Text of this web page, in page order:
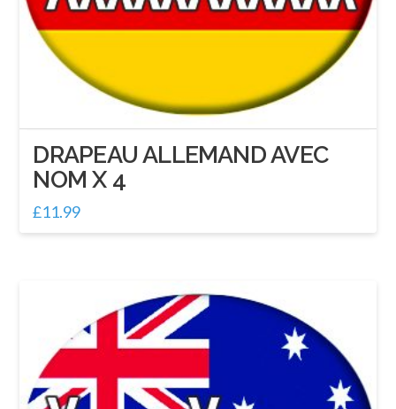
DRAPEAU ALLEMAND AVEC
NOM X 4
£11.99